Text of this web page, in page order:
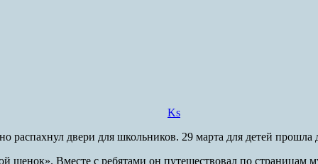
Ks
двери для школьников. 29 марта для детей прошла
щенок». Вместе с ребятами он путешествовал по страницам